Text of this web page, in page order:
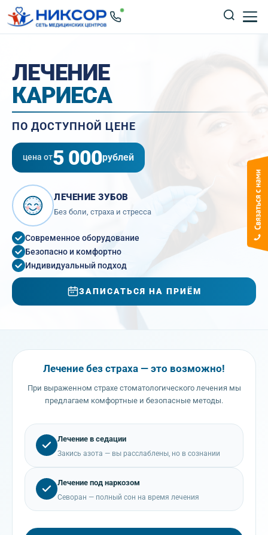
ЛЕЧЕНИЕ
КАРИЕСА
ПО ДОСТУПНОЙ ЦЕНЕ
цена от5 000рублей
ЛЕЧЕНИЕ ЗУБОВ
Без боли, страха и стресса
Современное оборудование
Безопасно и комфортно
Индивидуальный подход
ЗАПИСАТЬСЯ НА ПРИЁМ
Лечение без страха — это возможно!
При выраженном страхе стоматологического лечения мы
предлагаем комфортные и безопасные методы.
Лечение в седации
Закись азота — вы расслаблены, но в сознании
Лечение под наркозом
Севоран — полный сон на время лечения